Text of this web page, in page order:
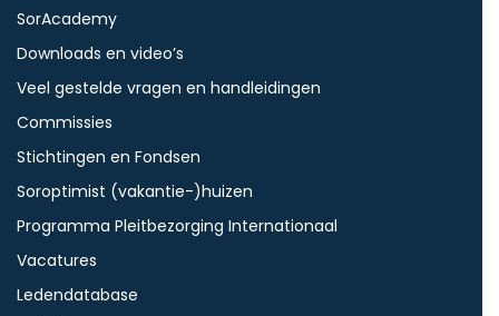
SorAcademy
Downloads en video’s
Veel gestelde vragen en handleidingen
Commissies
Stichtingen en Fondsen
Soroptimist (vakantie-)huizen
Programma Pleitbezorging Internationaal
Vacatures
Ledendatabase